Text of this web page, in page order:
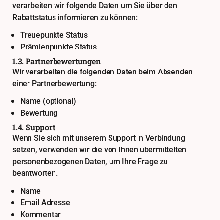
verarbeiten wir folgende Daten um Sie über den
Rabattstatus informieren zu können:
Treuepunkte Status
Prämienpunkte Status
1.3. Partnerbewertungen
Wir verarbeiten die folgenden Daten beim Absenden
einer Partnerbewertung:
Name (optional)
Bewertung
1.4. Support
Wenn Sie sich mit unserem Support in Verbindung
setzen, verwenden wir die von Ihnen übermittelten
personenbezogenen Daten, um Ihre Frage zu
beantworten.
Name
Email Adresse
Kommentar